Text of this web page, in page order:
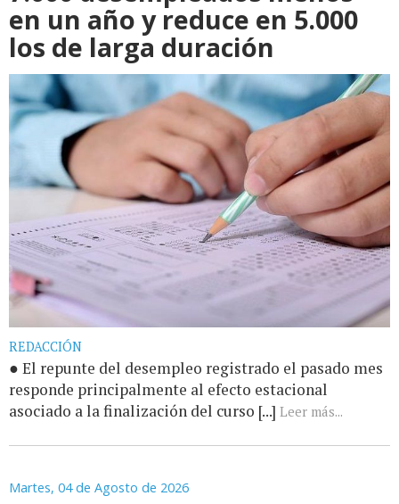
en un año y reduce en 5.000
los de larga duración
REDACCIÓN
● El repunte del desempleo registrado el pasado mes
responde principalmente al efecto estacional
asociado a la finalización del curso [...] Leer más...
Martes, 04 de Agosto de 2026